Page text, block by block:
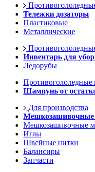
Тележки дозаторы
Пластиковые
Металлические
Инвентарь для
Ледорубы
Противогололедные
Шампунь от
Для производства
Мешкозашивочные
Мешкозашивочные
Иглы
Швейные нитки
Балансиры
Запчасти